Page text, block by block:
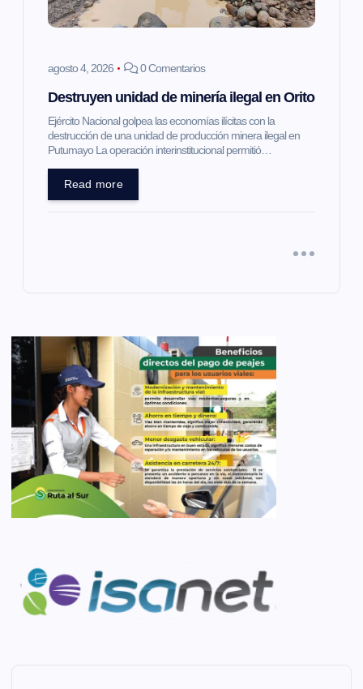
agosto 4, 2026 0 Comentarios
Destruyen unidad de minería ilegal en Orito
Ejército Nacional golpea las economías ilícitas con la
destrucción de una unidad de producción minera ilegal en
Putumayo La operación interinstitucional permitió…
Read more